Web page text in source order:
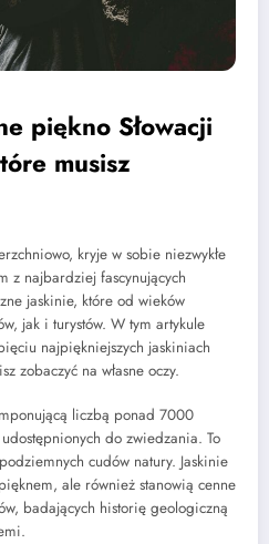
piękno Słowacji
musisz
kryje w sobie niezwykłe
z najbardziej fascynujących
jaskinie, które od wieków
jak i turystów. W tym artykule
najpiękniejszych jaskiniach
zobaczyć na własne oczy.
liczbą ponad 7000
do zwiedzania. To
cudów natury. Jaskinie
ale również stanowią cenne
badających historię geologiczną